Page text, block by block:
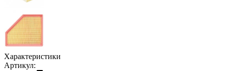
Характеристики
Артикул: